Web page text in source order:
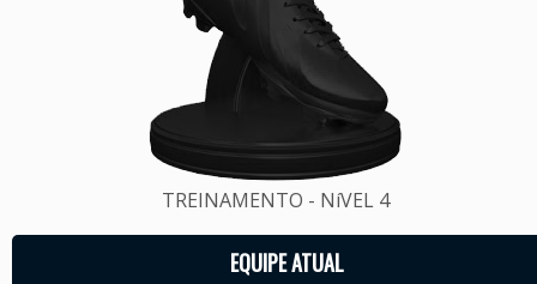
TREINAMENTO - NíVEL 4
EQUIPE ATUAL